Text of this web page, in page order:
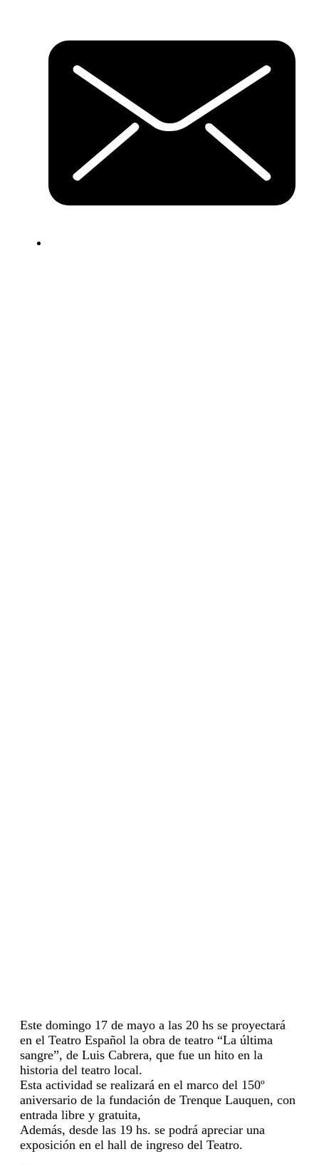
Este domingo 17 de mayo a las 20 hs se proyectará
en el Teatro Español la obra de teatro “La última
sangre”, de Luis Cabrera, que fue un hito en la
historia del teatro local.
Esta actividad se realizará en el marco del 150º
aniversario de la fundación de Trenque Lauquen, con
entrada libre y gratuita,
Además, desde las 19 hs. se podrá apreciar una
exposición en el hall de ingreso del Teatro.